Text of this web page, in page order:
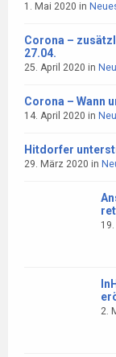
1. Mai 2020 in
Corona –
27.04.
25. April 2020 in
Corona – Wann
14. April 2020 in
Hitdorfer
29. März 2020 in
2.